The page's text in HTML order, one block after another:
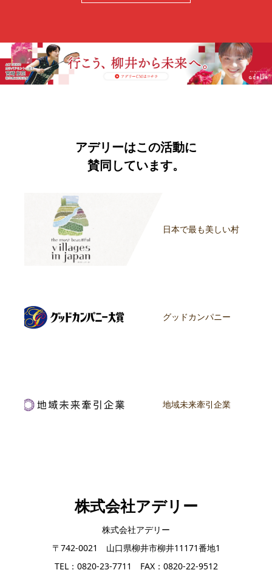
アデリーはこの活動に
賛同しています。
日本で最も美しい村
グッドカンパニー
地域未来牽引企業
株式会社アデリー
株式会社アデリー
〒742-0021 山口県柳井市柳井11171番地1
TEL：0820-23-7711 FAX：0820-22-9512